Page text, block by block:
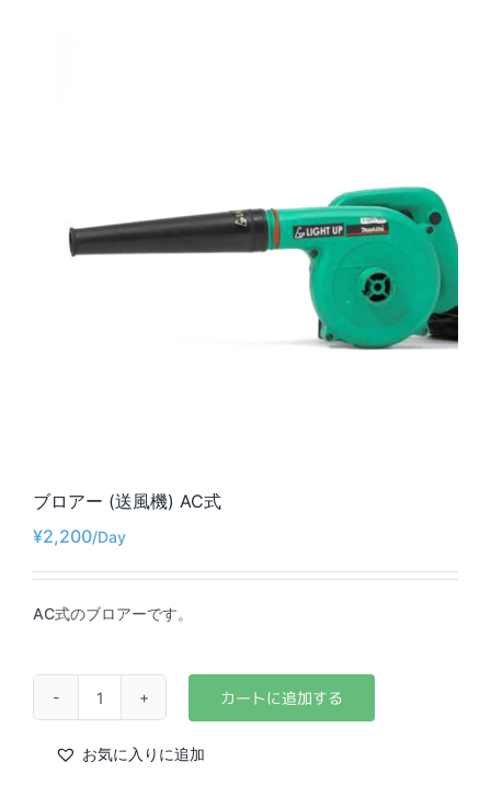
ブロアー (送風機) AC式
¥2,200
AC式のブロアーです。
ブ
ア
お気に入りに追加